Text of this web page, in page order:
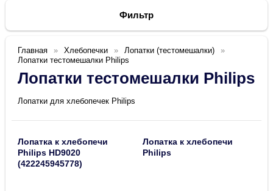
Фильтр
Главная Хлебопечки
Лопатки (тестомешалки)
Лопатки тестомешалки Philips
Лопатки тестомешалки Philips
Лопатки для хлебопечек Philips
Лопатка к хлебопечи
Philips HD9020
(422245945778)
Лопатка к хлебопечи
Philips